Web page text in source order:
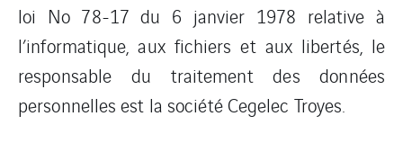
loi No 78-17 du 6 janvier 1978 relative à
l’informatique, aux fichiers et aux libertés, le
responsable du traitement des données
personnelles est la société Cegelec Troyes.